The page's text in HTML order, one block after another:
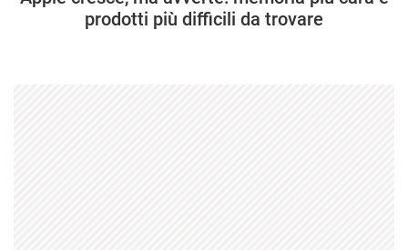
prodotti più difficili da trovare